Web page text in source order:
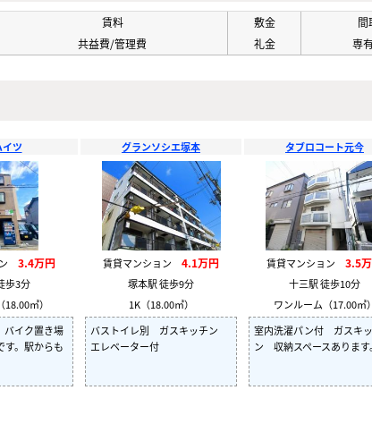
賃料
共益費/管理費
敷金
礼金
間
専
ツ
3.4万円
歩3分
㎡）
バイク置き場
す。駅からも
グランソシエ塚本
賃貸マンション 4.1万円
塚本駅 徒歩9分
1K（18.00㎡）
バストイレ別 ガスキッチン
エレベーター付
タブロコート元今
賃貸マンション 3.5
十三駅 徒歩10分
ワンルーム（17.00㎡
室内洗濯パン付 ガスキ
ン 収納スペースあります